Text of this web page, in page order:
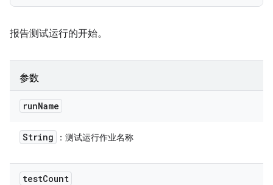
报告测试运行的开始。
参数
runName
String ：测试运行作业名称
testCount